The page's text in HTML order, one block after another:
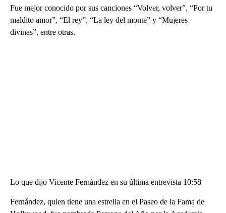
Fue mejor conocido por sus canciones “Volver, volver”, “Por tu
maldito amor”, “El rey”, “La ley del monte” y “Mujeres
divinas”, entre otras.
Lo que dijo Vicente Fernández en su última entrevista 10:58
Fernández, quien tiene una estrella en el Paseo de la Fama de